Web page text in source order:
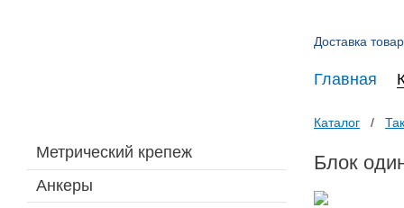
Метрический крепеж
Анкеры
Доставка
Главная
Каталог
Блок